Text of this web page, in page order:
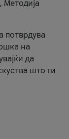
Методија
потврдува
на
да
што ги